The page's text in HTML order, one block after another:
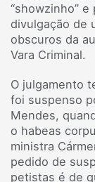
“showzinho”
divulgação de
obscuros da
Vara Criminal.
O julgamento
foi suspenso
Mendes,
o habeas
ministra
pedido de
petistas é de